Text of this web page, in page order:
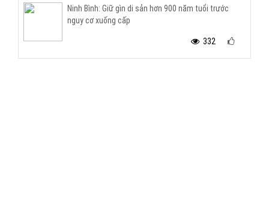
Ninh Bình: Giữ gìn di sản hơn 900 năm tuổi trước
nguy cơ xuống cấp
332